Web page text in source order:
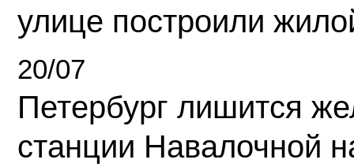
улице построили
20/07
Петербург лишится
станции Навалочной